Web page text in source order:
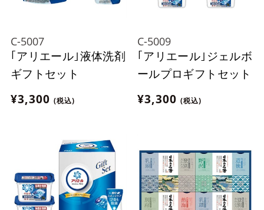
C-5007
｢アリエール｣液体洗剤
ギフトセット
¥3,300 (税込)
C-5009
｢アリエール｣ジェルボ
ールプロギフトセット
¥3,300 (税込)